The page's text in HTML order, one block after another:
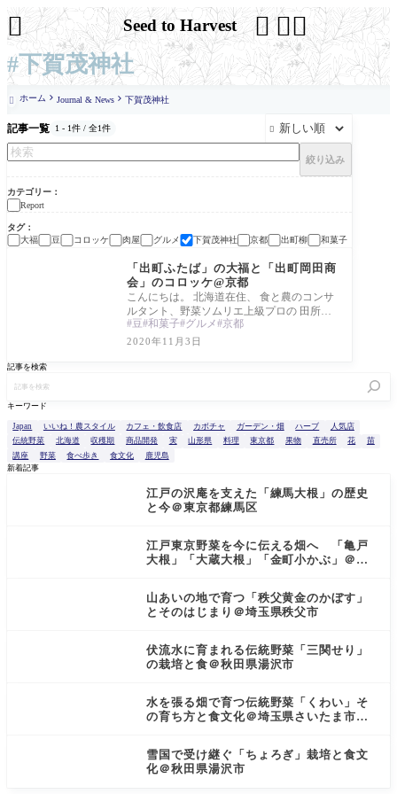
#下賀茂神社
Seed to Harvest 

 ホーム Journal & News 下賀茂神社
記事一覧 1 - 1件 / 全1件 
絞り込み
カテゴリー
Report
タグ
大福
豆 コロッケ 肉屋 グルメ 下賀茂神社 京都 出町柳 和菓子
Report
「出町ふたば」の大福と「出町岡田商
会」のコロッケ@京都
こんにちは。 北海道在住、 食と農のコンサ
ルタント、野菜ソムリエ上級プロの 田所か
おりです。 出町柳と言ってわかるのは関西
の
豆 和菓子 グルメ 京都
2020年11月3日
記事を検索
キーワード
Japan いいね！農スタイル カフェ・飲食店 カボチャ ガーデン・畑 ハーブ
人気店
伝統野菜
北海道 収穫期 商品開発 実 山形県 料理 東京都 果物 直売所 花
苗
講座
野菜 食べ歩き 食文化
鹿児島
新着記事
江戸の沢庵を支えた「練馬大根」の歴史
と今＠東京都練馬区
江戸東京野菜を今に伝える畑へ 「亀戸
大根」「大蔵大根」「金町小かぶ」＠東
山あいの地で育つ「秩父黄金のかぼす」
とそのはじまり＠埼玉県秩父市
伏流水に育まれる伝統野菜「三関せり」
の栽培と食＠秋田県湯沢市
水を張る畑で育つ伝統野菜「くわい」そ
の育ち方と食文化＠埼玉県さいたま市見
雪国で受け継ぐ「ちょろぎ」栽培と食文
化＠秋田県湯沢市